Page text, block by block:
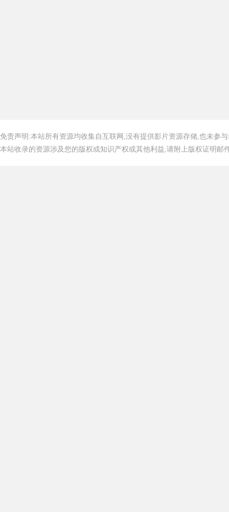
免责声明:本站所有资源均收集自互联网,没有提供影片资源存储,也未参
本站收录的资源涉及您的版权或知识产权或其他利益,请附上版权证明